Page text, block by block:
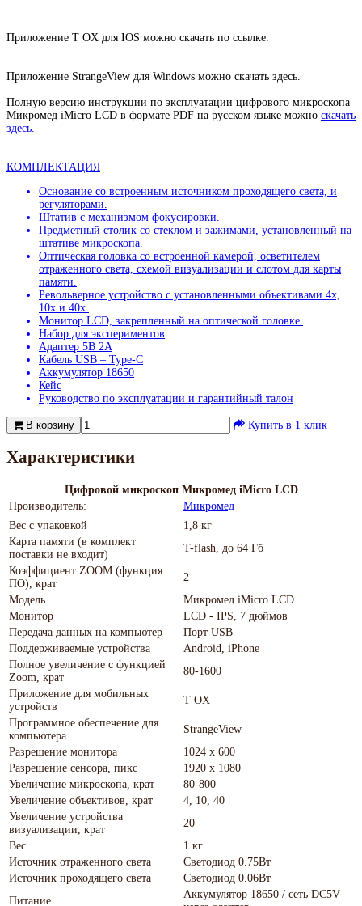
Приложение T OX для IOS можно скачать по ссылке.
Приложение StrangeView для Windows можно скачать здесь.
Полную версию инструкции по эксплуатации цифрового микроскопа
Микромед iMicro LCD в формате PDF на русском языке можно скачать
здесь.
КОМПЛЕКТАЦИЯ
Основание со встроенным источником проходящего света, и
регуляторами.
Штатив с механизмом фокусировки.
Предметный столик со стеклом и зажимами, установленный на
штативе микроскопа.
Оптическая головка со встроенной камерой, осветителем
отраженного света, схемой визуализации и слотом для карты
памяти.
Револьверное устройство с установленными объективами 4х,
10х и 40х.
Монитор LCD, закрепленный на оптической головке.
Набор для экспериментов
Адаптер 5В 2А
Кабель USB – Type-C
Аккумулятор 18650
Кейс
Руководство по эксплуатации и гарантийный талон
В корзину Купить в 1 клик
Характеристики
Цифровой микроскоп Микромед iMicro LCD
Производитель:
Микромед
Вес с упаковкой
1,8 кг
Карта памяти (в комплект
поставки не входит)
T-flash, до 64 Гб
Коэффициент ZOOM (функция
ПО), крат
2
Модель
Микромед iMicro LCD
Монитор
LCD - IPS, 7 дюймов
Передача данных на компьютер
Порт USB
Поддерживаемые устройства
Android, iPhone
Полное увеличение с функцией
Zoom, крат
80-1600
Приложение для мобильных
устройств
T OX
Программное обеспечение для
компьютера
StrangeView
Разрешение монитора
1024 х 600
Разрешение сенсора, пикс
1920 x 1080
Увеличение микроскопа, крат
80-800
Увеличение объективов, крат
4, 10, 40
Увеличение устройства
визуализации, крат
20
Вес
1 кг
Источник отраженного света
Светодиод 0.75Вт
Источник проходящего света
Светодиод 0.06Вт
Питание
Аккумулятор 18650 / сеть DC5V